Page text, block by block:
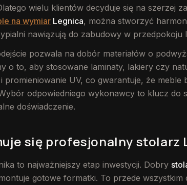
wielu klientów decyduje się na szerzej
na wymiar Legnica, można stworzyć
nawiązują do zabudowy w przedpokoju
pozwala na dobór materiałów o
o to, aby stosowane laminaty, lakiery czy
promieniowanie UV, co gwarantuje, że meble
odpowiedniego wykonawcy to klucz do
doświadczenie.
się profesjonalny stolarz
to najważniejszy etap inwestycji. Dobry
gotowe formatki. To przede wszystkim